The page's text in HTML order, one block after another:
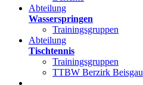
Abteilung
Wasserspringen
Trainingsgruppen
Abteilung
Tischtennis
Trainingsgruppen
TTBW Berzirk Beisgau